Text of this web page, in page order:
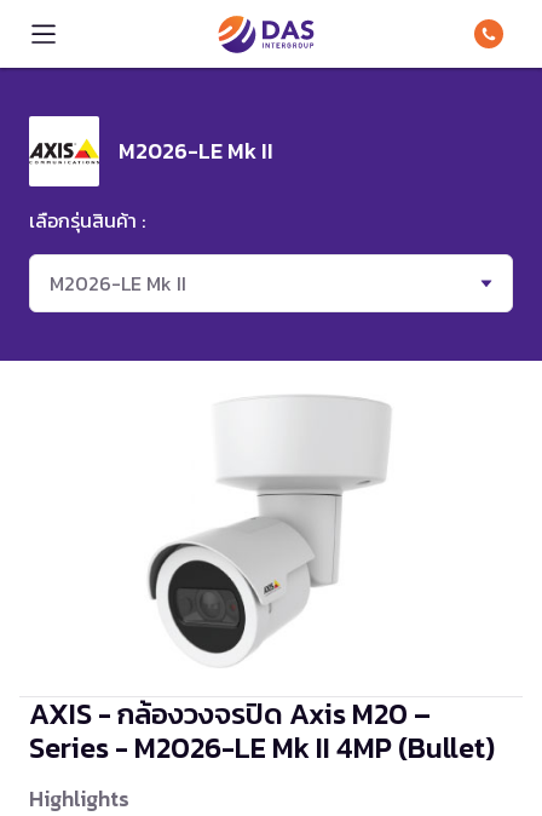
M2026-LE Mk II
เลือกรุ่นสินค้า :
M2026-LE Mk II
AXIS - กล้องวงจรปิด Axis M20 –
Series - M2026-LE Mk II4MP (Bullet)
Highlights